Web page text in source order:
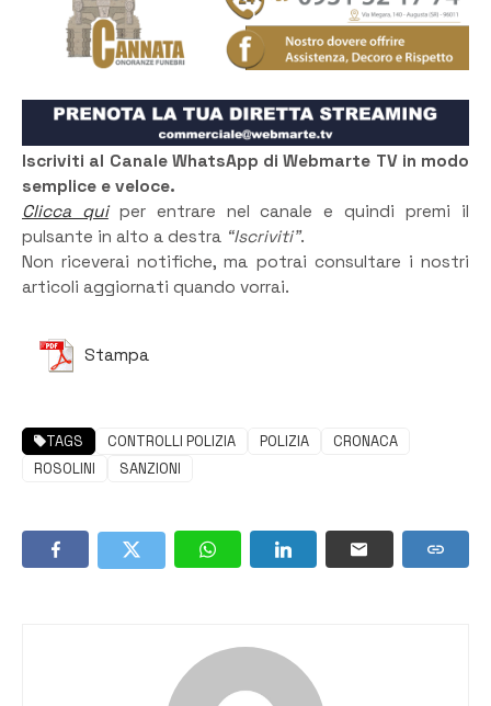
Iscriviti al Canale WhatsApp di Webmarte TV in modo
semplice e veloce.
Clicca quiper entrare nel canale e quindi premi il
pulsante in alto a destra “Iscriviti”.
Non riceverai notifiche, ma potrai consultare i nostri
articoli aggiornati quando vorrai.
Stampa
TAGS CONTROLLI POLIZIA POLIZIA
CRONACA
ROSOLINI
SANZIONI